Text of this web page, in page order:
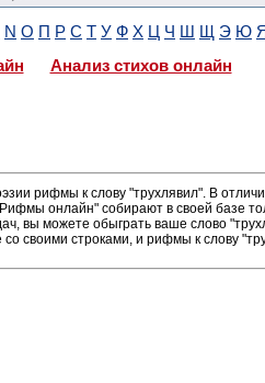
N О П Р С Т У Ф Х Ц Ч Ш Щ Э Ю Я
Анализ стихов онлайн
рифмы к слову "трухлявил". В
онлайн" собирают в своей базе
вы можете обыграть ваше слово
строками, и рифмы к слову